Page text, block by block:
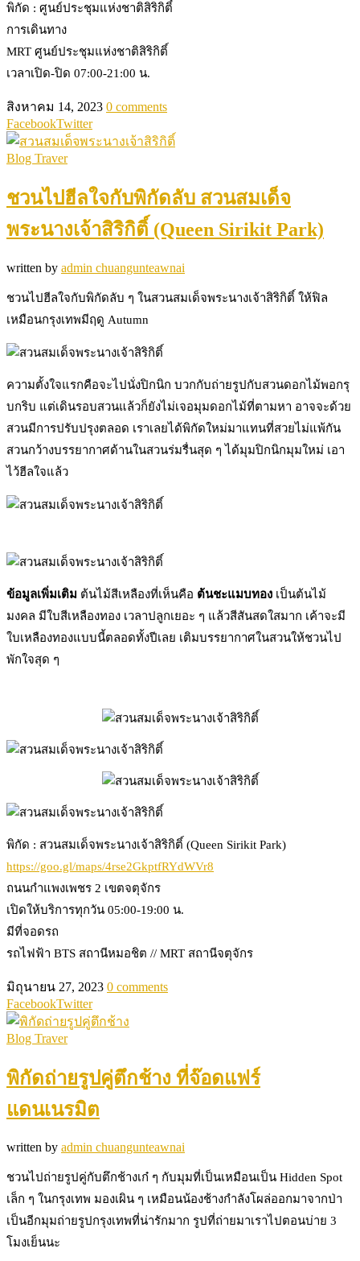
พิกัด : ศูนย์ประชุมแห่งชาติสิริกิติ์
การเดินทาง
MRT ศูนย์ประชุมแห่งชาติสิริกิติ์
เวลาเปิด-ปิด 07:00-21:00 น.
สิงหาคม 14, 2023 0 comments
FacebookTwitter
Blog Traver
ชวนไปฮีลใจกับพิกัดลับ สวนสมเด็จ
พระนางเจ้าสิริกิติ์ (Queen Sirikit Park)
written by admin chuangunteawnai
ชวนไปฮีลใจกับพิกัดลับ ๆ ในสวนสมเด็จพระนางเจ้าสิริกิติ์ ให้ฟิล
เหมือนกรุงเทพมีฤดู Autumn
ความตั้งใจแรกคือจะไปนั่งปิกนิก บวกกับถ่ายรูปกับสวนดอกไม้พอกรุ
บกริบ แต่เดินรอบสวนแล้วก็ยังไม่เจอมุมดอกไม้ที่ตามหา อาจจะด้วย
สวนมีการปรับปรุงตลอด เราเลยได้พิกัดใหม่มาแทนที่สวยไม่แพ้กัน
สวนกว้างบรรยากาศด้านในสวนร่มรื่นสุด ๆ ได้มุมปิกนิกมุมใหม่ เอา
ไว้ฮีลใจแล้ว
ข้อมูลเพิ่มเติม ต้นไม้สีเหลืองที่เห็นคือ ต้นชะแมบทอง เป็นต้นไม้
มงคล มีใบสีเหลืองทอง เวลาปลูกเยอะ ๆ แล้วสีสันสดใสมาก เค้าจะมี
ใบเหลืองทองแบบนี้ตลอดทั้งปีเลย เติมบรรยากาศในสวนให้ชวนไป
พักใจสุด ๆ
พิกัด : สวนสมเด็จพระนางเจ้าสิริกิติ์ (Queen Sirikit Park)
https://goo.gl/maps/4rse2GkptfRYdWVr8
ถนนกำแพงเพชร 2 เขตจตุจักร
เปิดให้บริการทุกวัน 05:00-19:00 น.
มีที่จอดรถ
รถไฟฟ้า BTS สถานีหมอชิต // MRT สถานีจตุจักร
มิถุนายน 27, 2023 0 comments
FacebookTwitter
Blog Traver
พิกัดถ่ายรูปคู่ตึกช้าง ที่จ๊อดแฟร์
แดนเนรมิต
written by admin chuangunteawnai
ชวนไปถ่ายรูปคู่กับตึกช้างเก๋ ๆ กับมุมที่เป็นเหมือนเป็น Hidden Spot
เล็ก ๆ ในกรุงเทพ มองเผิน ๆ เหมือนน้องช้างกำลังโผล่ออกมาจากป่า
เป็นอีกมุมถ่ายรูปกรุงเทพที่น่ารักมาก รูปที่ถ่ายมาเราไปตอนบ่าย 3
โมงเย็นนะ